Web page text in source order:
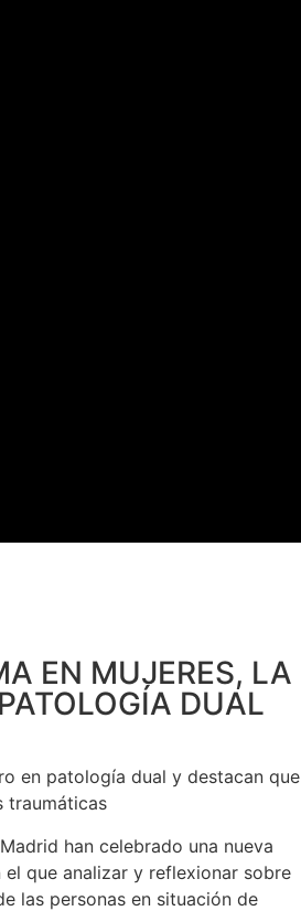
EN MUJERES, LA
DUAL
en patología dual y destacan que
traumáticas
han celebrado una nueva
que analizar y reflexionar sobre
las personas en situación de